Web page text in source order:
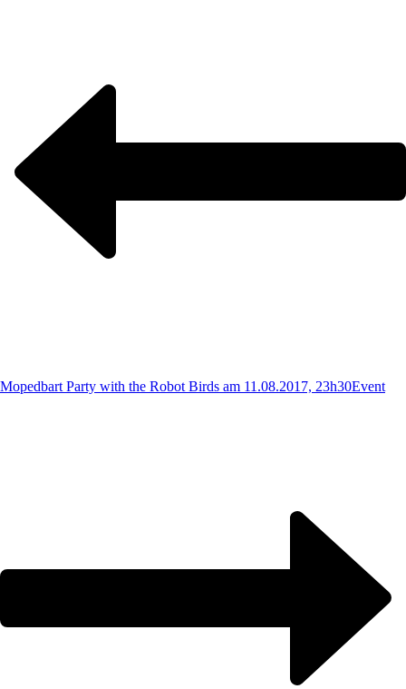
Mopedbart Party with the Robot Birds am 11.08.2017, 23h30Event